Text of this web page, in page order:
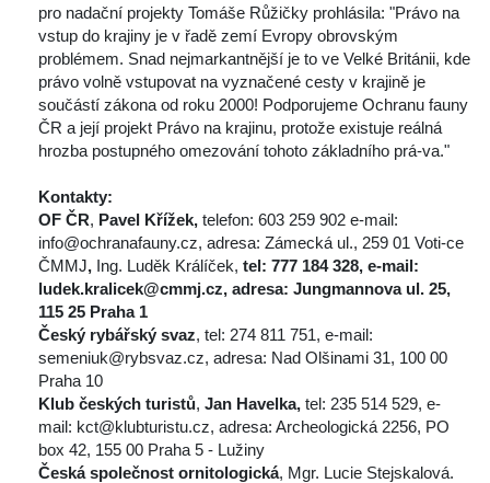
pro nadační projekty Tomáše Růžičky prohlásila: "Právo na
vstup do krajiny je v řadě zemí Evropy obrovským
problémem. Snad nejmarkantnější je to ve Velké Británii, kde
právo volně vstupovat na vyznačené cesty v krajině je
oučástí zákona od roku 2000! Podporujeme Ochranu fauny
ČR a její projekt Právo na krajinu, protože existuje reálná
hrozba postupného omezování tohoto základního prá-va."
Kontakty:
OF ČR, Pavel Křížek, telefon: 603 259 902 e-mail:
info@ochranafauny.cz, adresa: Zámecká ul., 259 01 Voti-ce
ČMMJ, Ing. Luděk Králíček, tel: 777 184 328, e-mail:
ludek.kralicek@cmmj.cz, adresa: Jungmannova ul. 25,
115 25 Praha 1
Český rybářský svaz, tel: 274 811 751, e-mail:
emeniuk@rybsvaz.cz, adresa: Nad Olšinami 31, 100 00
Praha 10
Klub českých turistů, Jan Havelka, tel: 235 514 529, e-
mail: kct@klubturistu.cz, adresa: Archeologická 2256, PO
box 42, 155 00 Praha 5 - Lužiny
Česká společnost ornitologická, Mgr. Lucie Stejskalová.